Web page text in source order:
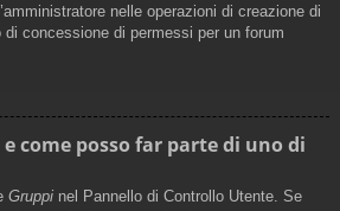
nelle operazioni di creazione di
di concessione di permessi per un forum
come posso far parte di uno di
Gruppi nel Pannello di Controllo Utente. Se